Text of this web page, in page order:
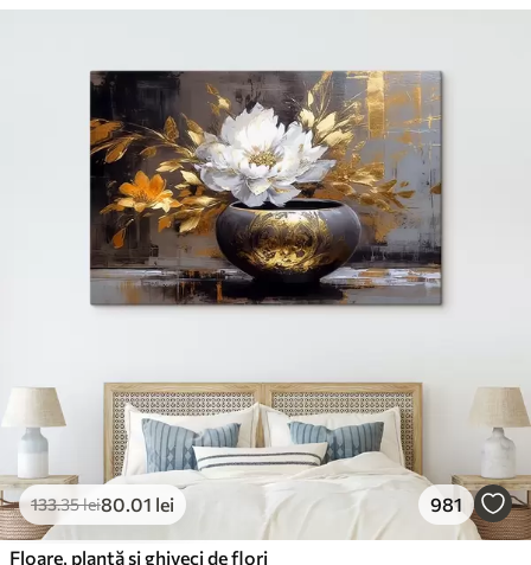
133.35lei80.01 lei 981
Floare, plantă și ghiveci de flori